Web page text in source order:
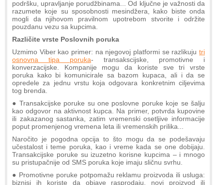
podršku, upravljanje porudžbinama... Od ključne je važnosti da
razumete koje su sposobnosti mesindžera, kako biste onda
mogli da njihovom pravilnom upotrebom stvorite i održite
pouzdanu vezu sa kupcima.
Različite vrste Poslovnih poruka
Uzmimo Viber kao primer: na njegovoj platformi se razlikuju tri
osnovna tipa poruka- transakscijske, promotivne i
konverzacijske. Kompanije mogu da koriste sve tri vrste
poruka kako bi komunicirale sa bazom kupaca, ali i da se
opredele za jednu vrstu koja odgovara konkretnim ciljevima
tog brenda.
● Transakcijske poruke su one poslovne poruke koje se šalju
kao odgovor na aktivnost kupca. Na primer, potvrda kupovine
ili zakazanog sastanka, zatim vremenski osetljive informacije
poput promenjenog vremena leta ili vremenskih prilika...
Naročito je pogodna opcija to što mogu da se podešavaju
učestalost i teme poruka, kao i vreme kada se one dobijaju.
Transakcijske poruke su izuzetno korisne kupcima – i mnogo
su pristupačnije od SMS poruka koje imaju sličnu svrhu.
● Promotivne poruke potpomažu reklamu proizvoda ili usluga:
biznisi ih koriste da objave rasprodaju, novi proizvod ili